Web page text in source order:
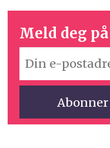
Meld deg